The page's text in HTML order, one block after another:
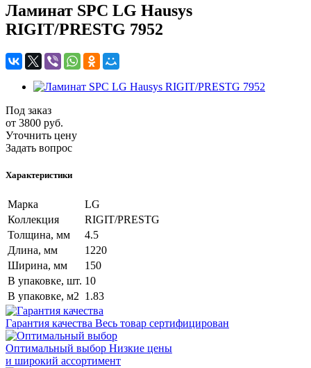
Ламинат SPC LG Hausys
RIGIT/PRESTG 7952
Под заказ
от 3800 руб.
Уточнить цену
Задать вопрос
Характеристики
Марка
LG
Коллекция
RIGIT/PRESTG
Толщина, мм
4.5
Длина, мм
1220
Ширина, мм
150
В упаковке, шт. 10
В упаковке, м2 1.83
Гарантия качества Весь товар сертифицирован
Оптимальный выбор Низкие цены
и широкий ассортимент